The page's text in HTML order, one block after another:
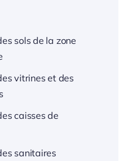
93 Seine-Saint-Denis
94 Val de Marne
95 Val d’Oise
sols de la zone
vitrines et des
caisses de
sanitaires